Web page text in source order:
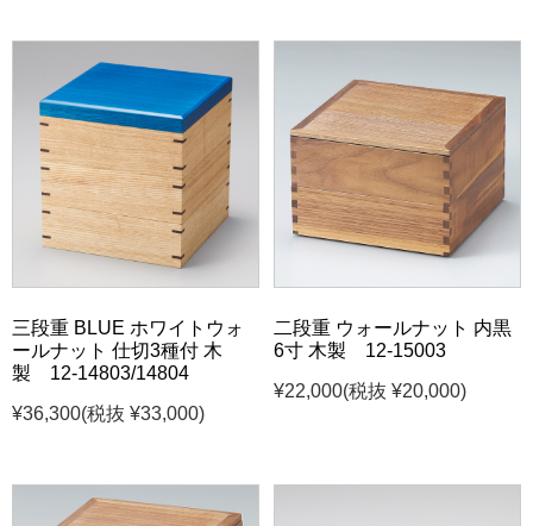
三段重 BLUE ホワイトウォ
ールナット 仕切3種付 木
製 12-14803/14804
¥36,300(税抜 ¥33,000)
二段重 ウォールナット 内黒
6寸 木製 12-15003
¥22,000(税抜 ¥20,000)